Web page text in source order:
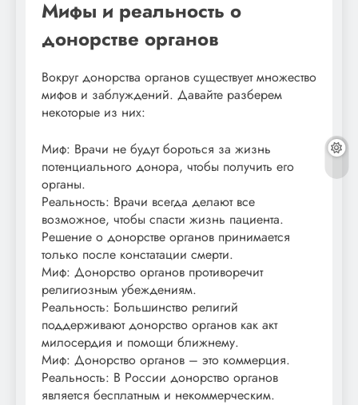
Мифы и реальность о
донорстве органов
Вокруг донорства органов существует множество
мифов и заблуждений. Давайте разберем
некоторые из них:
Миф: Врачи не будут бороться за жизнь
потенциального донора, чтобы получить его
органы.
Реальность: Врачи всегда делают все
возможное, чтобы спасти жизнь пациента.
Решение о донорстве органов принимается
только после констатации смерти.
Миф: Донорство органов противоречит
религиозным убеждениям.
Реальность: Большинство религий
поддерживают донорство органов как акт
милосердия и помощи ближнему.
Миф: Донорство органов – это коммерция.
Реальность: В России донорство органов
является бесплатным и некоммерческим.